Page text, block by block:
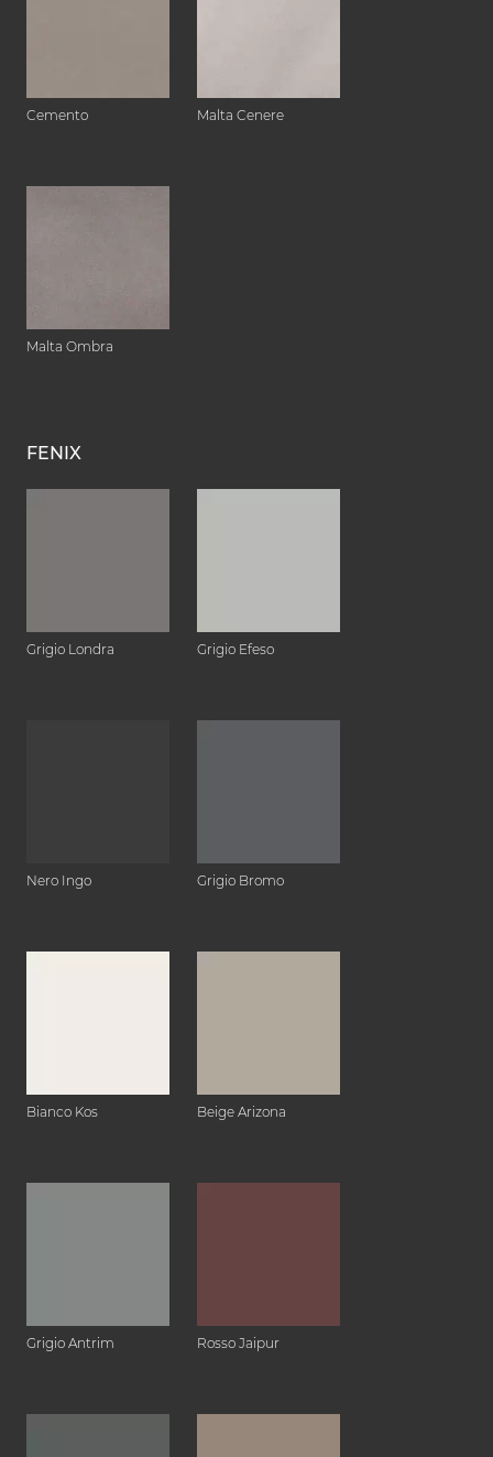
Cemento Malta Cenere
Malta Ombra
FENIX
Grigio Londra Grigio Efeso
Nero Ingo Grigio Bromo
Bianco Kos Beige Arizona
Grigio Antrim Rosso Jaipur